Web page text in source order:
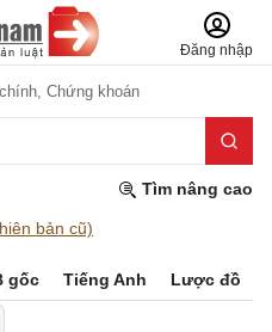
Đăng nhập
Chứng khoán
Tìm nâng cao
bản cũ)
gốc Tiếng Anh Lược đồ